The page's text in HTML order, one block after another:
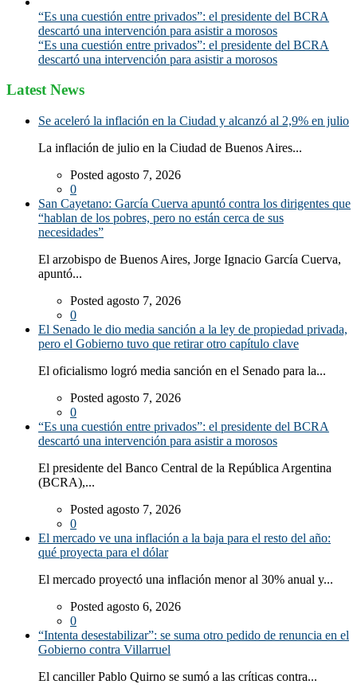
“Es una cuestión entre privados”: el presidente del BCRA
descartó una intervención para asistir a morosos
“Es una cuestión entre privados”: el presidente del BCRA
descartó una intervención para asistir a morosos
Latest News
Se aceleró la inflación en la Ciudad y alcanzó al 2,9% en julio
La inflación de julio en la Ciudad de Buenos Aires...
Posted agosto 7, 2026
0
San Cayetano: García Cuerva apuntó contra los dirigentes que
“hablan de los pobres, pero no están cerca de sus
necesidades”
El arzobispo de Buenos Aires, Jorge Ignacio García Cuerva,
apuntó...
Posted agosto 7, 2026
0
El Senado le dio media sanción a la ley de propiedad privada,
pero el Gobierno tuvo que retirar otro capítulo clave
El oficialismo logró media sanción en el Senado para la...
Posted agosto 7, 2026
0
“Es una cuestión entre privados”: el presidente del BCRA
descartó una intervención para asistir a morosos
El presidente del Banco Central de la República Argentina
(BCRA),...
Posted agosto 7, 2026
0
El mercado ve una inflación a la baja para el resto del año:
qué proyecta para el dólar
El mercado proyectó una inflación menor al 30% anual y...
Posted agosto 6, 2026
0
“Intenta desestabilizar”: se suma otro pedido de renuncia en el
Gobierno contra Villarruel
El canciller Pablo Quirno se sumó a las críticas contra...